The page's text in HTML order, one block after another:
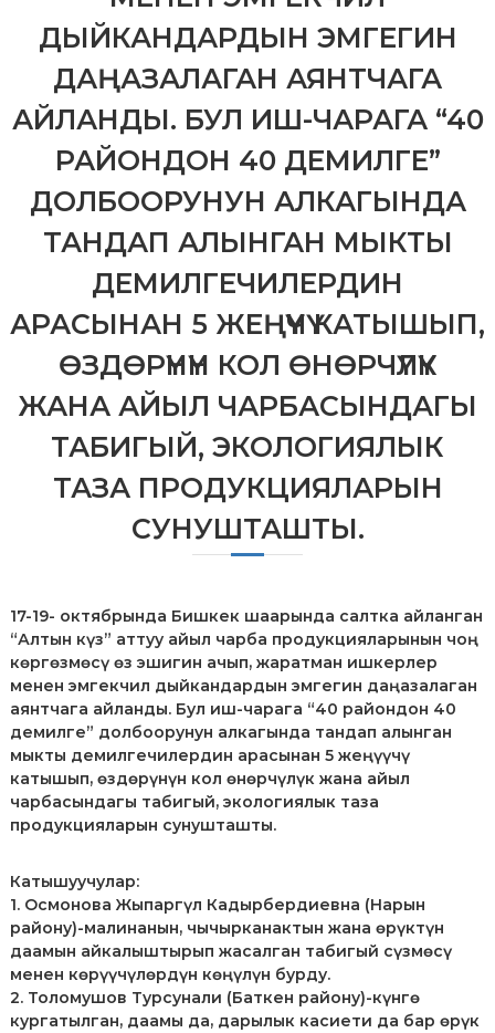
е
т
у
а
л
ь
н
о
й
с
о
б
с
в
е
н
н
о
т
п
г
ы
п
а
т
е
н
ДЫЙКАНДАРДЫН ЭМГЕГИН
ДАҢАЗАЛАГАН АЯНТЧАГА
АЙЛАНДЫ. БУЛ ИШ-ЧАРАГА “40
РАЙОНДОН 40 ДЕМИЛГЕ”
ДОЛБООРУНУН АЛКАГЫНДА
ТАНДАП АЛЫНГАН МЫКТЫ
ДЕМИЛГЕЧИЛЕРДИН
АРАСЫНАН 5 ЖЕҢҮҮЧҮ КАТЫШЫП,
ӨЗДӨРҮНҮН КОЛ ӨНӨРЧҮЛҮК
ЖАНА АЙЫЛ ЧАРБАСЫНДАГЫ
ТАБИГЫЙ, ЭКОЛОГИЯЛЫК
ТАЗА ПРОДУКЦИЯЛАРЫН
СУНУШТАШТЫ.
17-19- октябрында Бишкек шаарында салтка айланган
“Алтын күз” аттуу айыл чарба продукцияларынын чоң
көргөзмөсү өз эшигин ачып, жаратман ишкерлер
менен эмгекчил дыйкандардын эмгегин даңазалаган
аянтчага айланды. Бул иш-чарага “40 райондон 40
демилге” долбоорунун алкагында тандап алынган
мыкты демилгечилердин арасынан 5 жеңүүчү
катышып, өздөрүнүн кол өнөрчүлүк жана айыл
чарбасындагы табигый, экологиялык таза
продукцияларын сунушташты.
Катышуучулар:
1. Осмонова Жыпаргүл Кадырбердиевна (Нарын
району)-малинанын, чычырканактын жана өрүктүн
даамын айкалыштырып жасалган табигый сүзмөсү
менен көрүүчүлөрдүн көңүлүн бурду.
2. Толомушов Турсунали (Баткен району)-күнгө
кургатылган, даамы да, дарылык касиети да бар өрүк